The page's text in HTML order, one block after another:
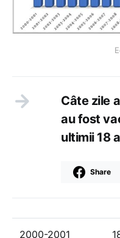
Câte zile
au fost
ultimii 18
Share
2000-2001